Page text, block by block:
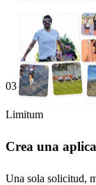
03
Limitum
Crea una
Una sola solicitud,